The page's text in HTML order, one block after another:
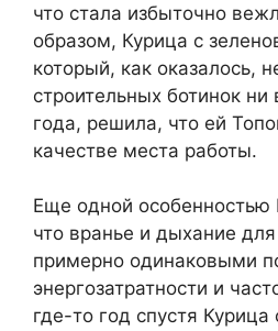
что стала избыточно
образом, Курица с
который, как оказалось,
строительных ботинок ни
года, решила, что ей
качестве места работы.
Еще одной особенностью
что вранье и дыхание
примерно одинаковыми
энергозатратности и
где-то год спустя Курица